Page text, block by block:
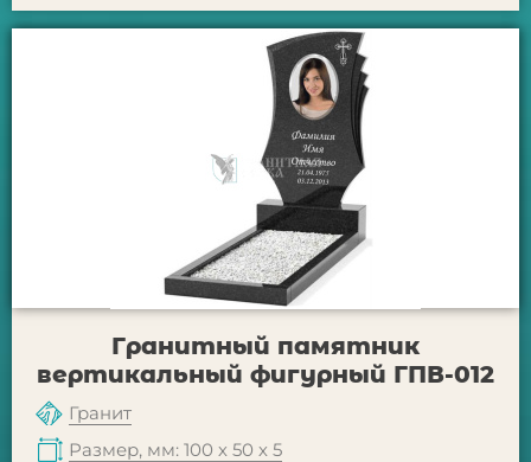
Гранитный памятник
вертикальный фигурный ГПВ-012
Гранит
Размер, мм: 100 х 50 х 5